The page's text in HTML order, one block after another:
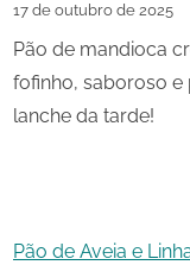
17 de outubro de 2025
Pão de mandioca
fofinho, saboroso e
lanche da tarde!
Pão de Aveia e